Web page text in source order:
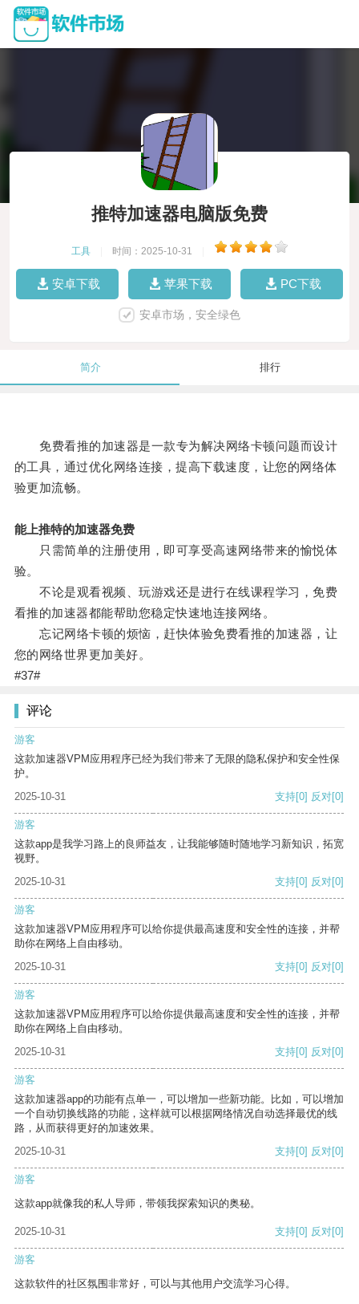
推特加速器电脑版免费
工具 时间：2025-10-31
安卓下载 苹果下载 PC下载
安卓市场，安全绿色
简介 排行
免费看推的加速器是一款专为解决网络卡顿问题而设计
的工具，通过优化网络连接，提高下载速度，让您的网络体
验更加流畅。
能上推特的加速器免费
只需简单的注册使用，即可享受高速网络带来的愉悦体
验。
不论是观看视频、玩游戏还是进行在线课程学习，免费
看推的加速器都能帮助您稳定快速地连接网络。
忘记网络卡顿的烦恼，赶快体验免费看推的加速器，让
您的网络世界更加美好。
#37#
评论
游客
这款加速器VPM应用程序已经为我们带来了无限的隐私保护和安全性保
护。
2025-10-31
支持[0] 反对[0]
游客
这款app是我学习路上的良师益友，让我能够随时随地学习新知识，拓宽
视野。
2025-10-31
支持[0] 反对[0]
游客
这款加速器VPM应用程序可以给你提供最高速度和安全性的连接，并帮
助你在网络上自由移动。
2025-10-31
支持[0] 反对[0]
游客
这款加速器VPM应用程序可以给你提供最高速度和安全性的连接，并帮
助你在网络上自由移动。
2025-10-31
支持[0] 反对[0]
游客
这款加速器app的功能有点单一，可以增加一些新功能。比如，可以增加
一个自动切换线路的功能，这样就可以根据网络情况自动选择最优的线
路，从而获得更好的加速效果。
2025-10-31
支持[0] 反对[0]
游客
这款app就像我的私人导师，带领我探索知识的奥秘。
2025-10-31 支持[0] 反对[0]
游客
这款软件的社区氛围非常好，可以与其他用户交流学习心得。